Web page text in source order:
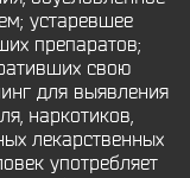
устаревшее
препаратов;
свою
для выявления
наркотиков,
лекарственных
употребляет